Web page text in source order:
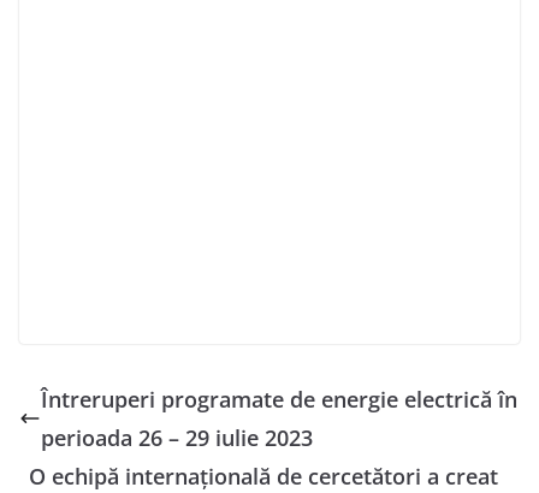
Întreruperi programate de energie electrică în
perioada 26 – 29 iulie 2023
O echipă internaţională de cercetători a creat